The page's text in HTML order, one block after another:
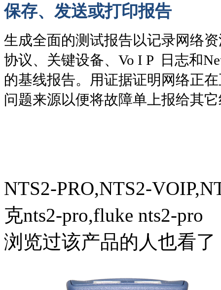
保存、发送或打印报告
生成全面的测试报告以记录网络
协议、关键设备、Vo I P 日志和
的基线报告。用证据证明网络正
问题来源以便将故障单上报给其
NTS2-PRO,NTS2-
克nts2-pro,fluke nts2-pro
浏览过该产品的人也看了